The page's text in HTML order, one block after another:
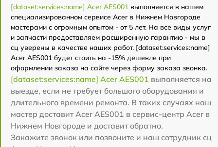
[dataset:services:name] Acer AES001 выполняется в нашем
специализированном сервисе Acer в Нижнем Новгороде
мастерами с огромным опытом - от 5 лет. На все виды услуг
и запчасти предоставляем расширенную гарантию - мы в
сц уверены в качестве наших работ. [dataset:services:name]
Acer AES001 будет стоить на -15% дешевле при
оформлении заказа на сайте через форму заказа звонка.
[dataset:services:name] Acer AES001 выполняется на
выезде, если не требует большого оборудования и
длительного времени ремонта. В таких случаях наш
мастер доставит Acer AES001 в сервис-центр Acer в
Нижнем Новгороде и доставит обратно.
Закажите звонок или позвоните и наш сотрудник сц